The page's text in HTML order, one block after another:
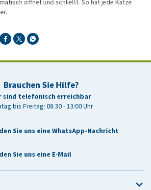
öffnet und schließt. So hat jede Katze
Brauchen Sie Hilfe?
sind telefonisch erreichbar
bis Freitag: 08:30 - 13:00 Uhr
Sie uns eine WhatsApp-Nachricht
Sie uns eine E-Mail